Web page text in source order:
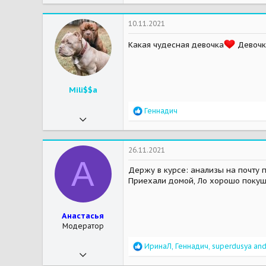
a
c
t
i
n
Mili$$a
232
63
Мои зверушки
10.11.2021
Какая чудесная девочка
R
a
c
t
o
s
Геннадич
А
Анастасья
Модератор
26.11.2021
Держу в курсе: анализы на почту
Приехали домой, Ло хорошо
R
ИринаЛ, Геннадич, superdusya